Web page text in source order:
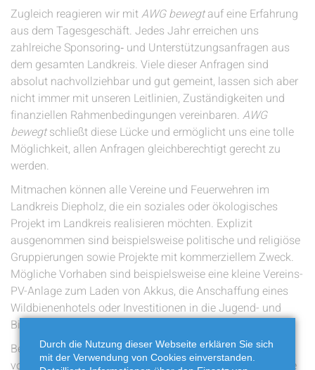
Zugleich reagieren wir mitAWG bewegtauf eine Erfahrung
aus dem Tagesgeschäft. Jedes Jahr erreichen uns
zahlreiche Sponsoring‑ und Unterstützungsanfragen aus
dem gesamten Landkreis. Viele dieser Anfragen sind
absolut nachvollziehbar und gut gemeint, lassen sich aber
nicht immer mit unseren Leitlinien, Zuständigkeiten und
finanziellen Rahmenbedingungen vereinbaren. AWG
bewegtschließt diese Lücke und ermöglicht uns eine tolle
Möglichkeit, allen Anfragen gleichberechtigt gerecht zu
werden.
Mitmachen können alle Vereine und Feuerwehren im
Landkreis Diepholz, die ein soziales oder ökologisches
Projekt im Landkreis realisieren möchten. Explizit
ausgenommen sind beispielsweise politische und religiöse
Gruppierungen sowie Projekte mit kommerziellem Zweck.
Mögliche Vorhaben sind beispielsweise eine kleine Vereins-
PV-Anlage zum Laden von Akkus, die Anschaffung eines
Wildbienenhotels oder Investitionen in die Jugend- und
Bildungsarbeit.
Bewerbungen sind seit Anfang Mai möglich und können
von euchhier auf unserer Websitebis zum 12. Juni Online
Durch die Nutzung dieser Webseite erklären Sie sich
mit der Verwendung von Cookies einverstanden.